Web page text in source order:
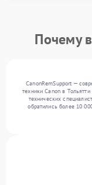
Почему
CanonRemSupport —
техники Canon в
технических
обратились более 10
Ежемесячно в
оргтехнику. Мы